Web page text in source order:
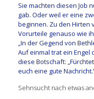
Sie machten diesen Job
gab. Oder weil er eine
beginnen. Zu den Hirten
Vorurteile genauso wie
„In der Gegend von
Auf einmal trat ein Engel
diese Botschaft:
euch eine gute
Sehnsucht nach etwas